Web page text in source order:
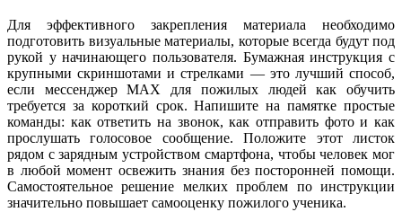
Для эффективного закрепления материала необходимо
подготовить визуальные материалы, которые всегда будут под
рукой у начинающего пользователя. Бумажная инструкция с
крупными скриншотами и стрелками — это лучший способ,
если мессенджер MAX для пожилых людей как обучить
требуется за короткий срок. Напишите на памятке простые
команды: как ответить на звонок, как отправить фото и как
прослушать голосовое сообщение. Положите этот листок
рядом с зарядным устройством смартфона, чтобы человек мог
в любой момент освежить знания без посторонней помощи.
Самостоятельное решение мелких проблем по инструкции
значительно повышает самооценку пожилого ученика.